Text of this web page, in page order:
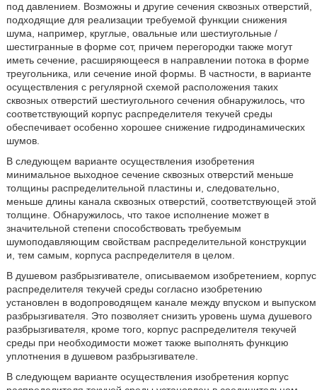
под давлением. Возможны и другие сечения сквозных отверстий,
подходящие для реализации требуемой функции снижения
шума, например, круглые, овальные или шестиугольные /
шестигранные в форме сот, причем перегородки также могут
иметь сечение, расширяющееся в направлении потока в форме
треугольника, или сечение иной формы. В частности, в варианте
осуществления с регулярной схемой расположения таких
сквозных отверстий шестиугольного сечения обнаружилось, что
соответствующий корпус распределителя текучей среды
обеспечивает особенно хорошее снижение гидродинамических
шумов.
В следующем варианте осуществления изобретения
минимальное выходное сечение сквозных отверстий меньше
толщины распределительной пластины и, следовательно,
меньше длины канала сквозных отверстий, соответствующей этой
толщине. Обнаружилось, что такое исполнение может в
значительной степени способствовать требуемым
шумоподавляющим свойствам распределительной конструкции
и, тем самым, корпуса распределителя в целом.
В душевом разбрызгивателе, описываемом изобретением, корпус
распределителя текучей среды согласно изобретению
установлен в водопроводящем канале между впуском и выпуском
разбрызгивателя. Это позволяет снизить уровень шума душевого
разбрызгивателя, кроме того, корпус распределителя текучей
среды при необходимости может также выполнять функцию
уплотнения в душевом разбрызгивателе.
В следующем варианте осуществления изобретения корпус